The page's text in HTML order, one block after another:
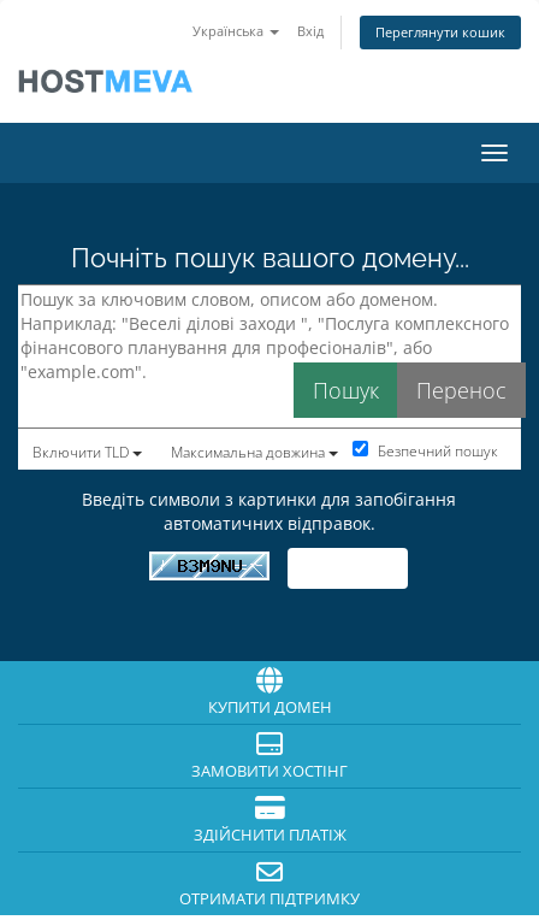
Українська Вхід Переглянути кошик
Почніть пошук вашого домену...
Включити TLD Максимальна довжина Безпечний пошук
Введіть символи з картинки для запобігання
автоматичних відправок.
КУПИТИ ДОМЕН
ЗАМОВИТИ ХОСТІНГ
ЗДІЙСНИТИ ПЛАТІЖ
ОТРИМАТИ ПІДТРИМКУ